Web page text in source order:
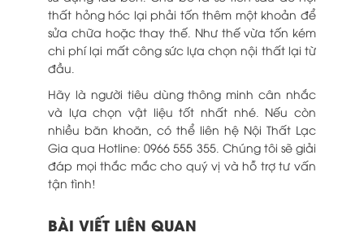
thất hỏng hóc lại phải tốn thêm một khoản để
sửa chữa hoặc thay thế. Như thế vừa tốn kém
chi phí lại mất công sức lựa chọn nội thất lại từ
đầu.
Hãy là người tiêu dùng thông minh cân nhắc
và lựa chọn vật liệu tốt nhất nhé. Nếu còn
nhiều băn khoăn, có thể liên hệ Nội Thất Lạc
Gia qua Hotline: 0966 555 355. Chúng tôi sẽ giải
đáp mọi thắc mắc cho quý vị và hỗ trợ tư vấn
tận tình!
BÀI VIẾT LIÊN QUAN